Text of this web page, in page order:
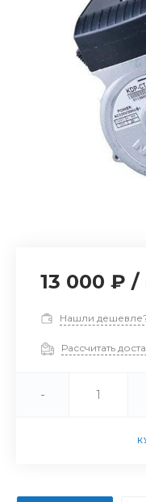
13 000 ₽ /
Нашли
Рассчитать
-